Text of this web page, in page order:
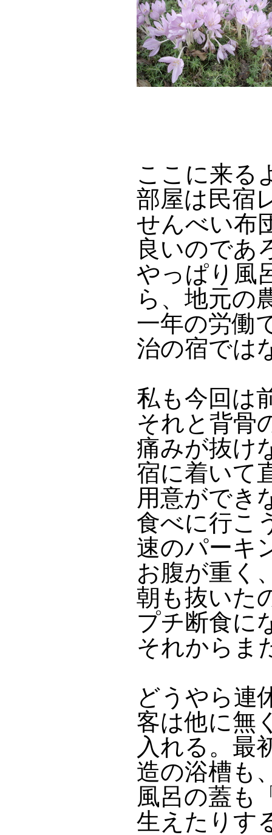
ここに来る
部屋は民宿
せんべい布
良いのであ
やっぱり風
ら、地元の
一年の労働
治の宿では
私も今回は
それと背骨
痛みが抜け
宿に着いて
用意ができ
食べに行こ
速のパーキ
お腹が重く
朝も抜いた
プチ断食に
それからま
どうやら連
客は他に無
入れる。最
造の浴槽も
風呂の蓋も
生えたりす